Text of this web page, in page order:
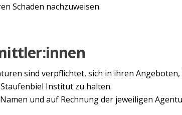
Schaden nachzuweisen.
sind verpflichtet, sich in ihren
Institut zu halten.
und auf Rechnung der jeweiligen